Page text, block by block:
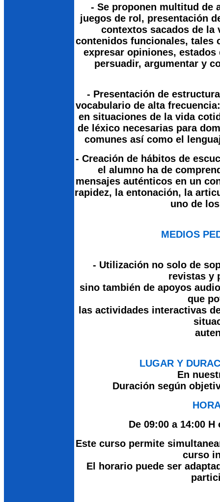
- Se proponen multitud de
juegos de rol, presentación
contextos sacados de la
contenidos funcionales, tales
expresar opiniones,
persuadir, argumentar y
- Presentación de
vocabulario de alta
en situaciones de la vida
de léxico necesarias para
comunes así como el
- Creación de hábitos de
el alumno ha de
mensajes auténticos en un
rapidez, la entonación, la
uno de
MEDIOS
- Utilización no solo de
revistas y
sino también de apoyos
que
las actividades interactivas
LUGAR Y
En
Duración según
De 09:00 a 14:00 H
Este curso permite
curso
El horario puede ser